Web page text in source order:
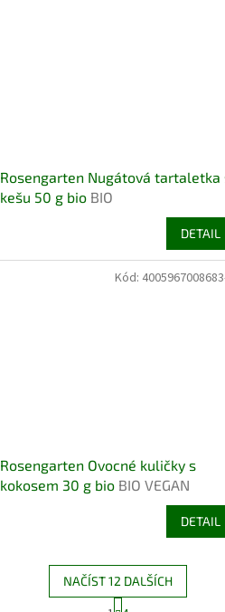
Rosengarten Nugátová tartaletka
kešu 50 g bio BIO
DETAIL
Rosengarten Ovocné kuličky s
kokosem 30 g bio BIO VEGAN
DETAIL
Kód:
NAČÍST 12 DALŠÍCH